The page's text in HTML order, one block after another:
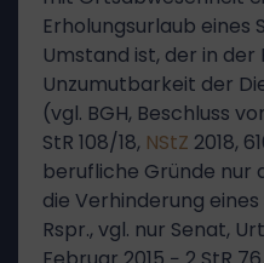
Erholungsurlaub eines
Umstand ist, der in der
Unzumutbarkeit der
(vgl. BGH, Beschluss
StR 108/18, NStZ 2018,
berufliche Gründe nur
die Verhinderung
Rspr., vgl. nur Senat,